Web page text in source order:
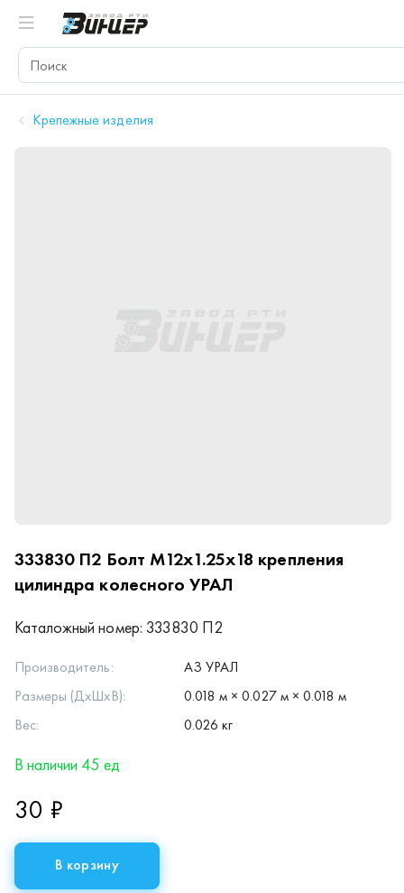
Крепежные изделия
333830 П2 Болт М12х1.25х18 крепления
цилиндра колесного УРАЛ
Каталожный номер: 333830 П2
Производитель:
АЗ УРАЛ
Размеры (ДхШхВ):
0.018 м × 0.027 м × 0.018 м
Вес:
0.026 кг
В наличии 45 ед
30 ₽
В корзину